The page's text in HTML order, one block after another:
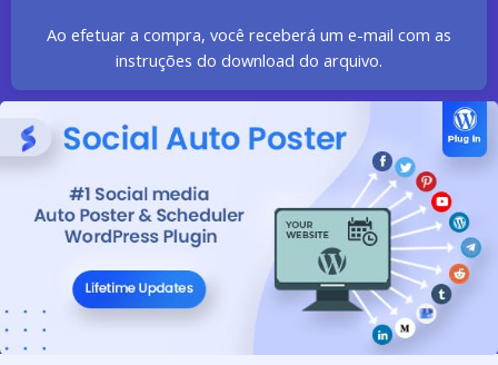
Ao efetuar a compra, você receberá um e-mail com as
instruções do download do arquivo.